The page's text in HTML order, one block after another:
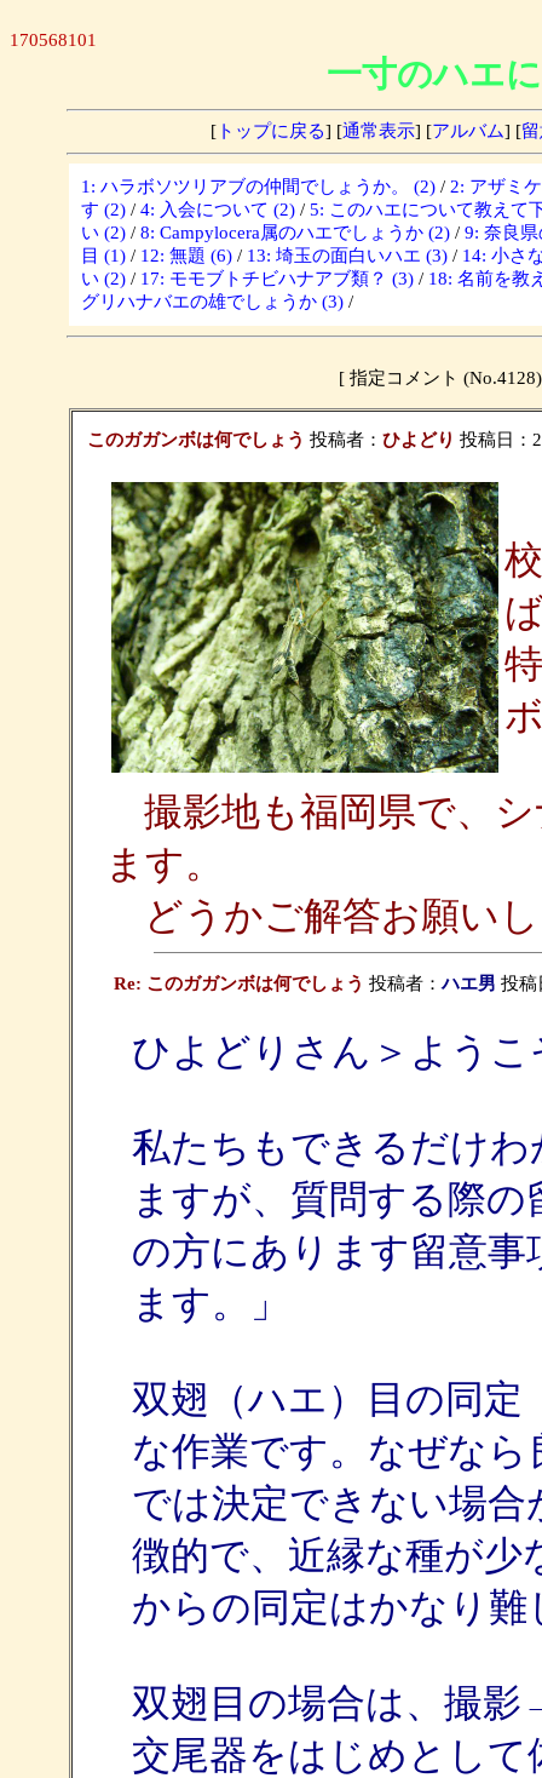
170568101
一寸のハエ
[トップに戻る] [通常表示] [アルバム] [
1: ハラボソツリアブの仲間でしょうか。 (2) / 2: アザミ
す (2) / 4: 入会について (2) / 5: このハエについて教えて
い (2) / 8: Campylocera属のハエでしょうか (2) / 9: 奈良
目 (1) / 12: 無題 (6) / 13: 埼玉の面白いハエ (3) / 14: 小さ
い (2) / 17: モモブトチビハナアブ類？ (3) / 18: 名前を教
グリハナバエの雄でしょうか (3) /
[ 指定コメント
このガガンボは何でしょう 投稿者： ひよどり 投稿日：
撮影地も福岡県で、
ます。
どうかご解答お願い
Re: このガガンボは何でしょう 投稿者：ハエ男 投稿
ひよどりさん＞よう
私たちもできるだけ
ますが、質問する際
の方にあります留意
ます。」
双翅（ハエ）目の同定
な作業です。なぜな
では決定できない場
徴的で、近縁な種が少
からの同定はかなり
双翅目の場合は、撮
交尾器をはじめとし